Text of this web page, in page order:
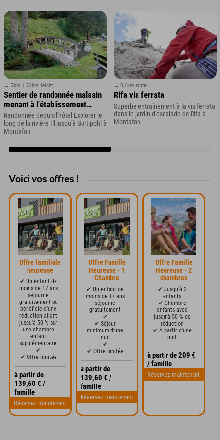
comme hiver !
↔ 5 km ↕ 78 hm leicht
Sentier de randonnée malsain
menant à l'établissement
Kneipp
Randonnée depuis l'hôtel Explorer le
long de la rivière Ill jusqu'à Gortipohl à
Montafon
↔ 0,1 km mittel
Rifa via ferrata
Superbe entraînement à la via ferrata
dans le jardin d'escalade de Rifa à
Montafon
Voici vos offres !
Offre familiale
heureuse
✔ Un enfant de
moins de 17 ans
séjourne
gratuitement ou
bénéficie d'une
réduction allant
jusqu'à 50 % sur
une chambre
enfant
supplémentaire.
✔
✔ Offre limitée
à partir de
139,60 € /
famille
Réservez maintenant
Offre Famille
Heureuse - 1
Chambre
✔ Un enfant de
moins de 17 ans
séjourne
gratuitement
✔
✔ Séjour
minimum d'une
nuit
✔
✔ Offre limitée
à partir de
139,60 € /
famille
Réservez maintenant
Offre Famille
Heureuse - 2
chambres
✔ Jusqu'à 3
enfants
✔ Chambre
enfants avec
jusqu'à 50 % de
réduction
✔ À partir d'une
nuit
à partir de 209 €
/ famille
Réservez maintenant